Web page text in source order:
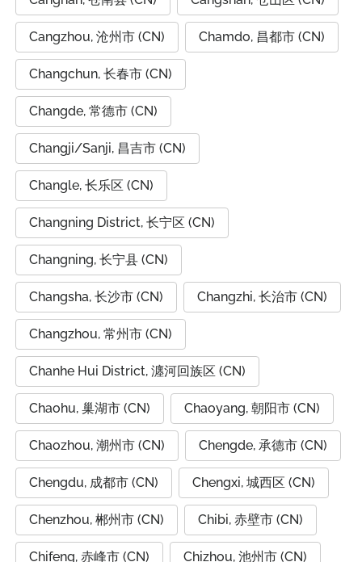
Cangzhou, 沧州市 (CN) Chamdo, 昌都市 (CN)
Changchun, 长春市 (CN)
Changde, 常德市 (CN)
Changji/Sanji, 昌吉市 (CN)
Changle, 长乐区 (CN)
Changning District, 长宁区 (CN)
Changning, 长宁县 (CN)
Changsha, 长沙市 (CN) Changzhi, 长治市 (CN)
Changzhou, 常州市 (CN)
Chanhe Hui District, 瀍河回族区 (CN)
Chaohu, 巢湖市 (CN) Chaoyang, 朝阳市 (CN)
Chaozhou, 潮州市 (CN) Chengde, 承德市 (CN)
Chengdu, 成都市 (CN) Chengxi, 城西区 (CN)
Chenzhou, 郴州市 (CN) Chibi, 赤壁市 (CN)
Chifeng, 赤峰市 (CN) Chizhou, 池州市 (CN)